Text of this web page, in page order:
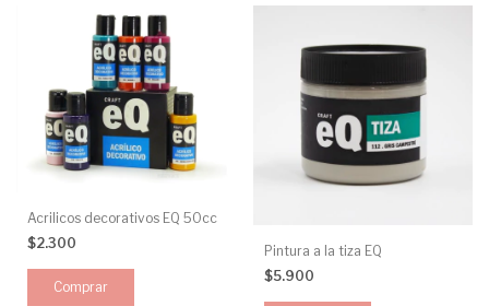
Acrilicos decorativos EQ 50cc
$2.300
Comprar
Pintura a la tiza EQ
$5.900